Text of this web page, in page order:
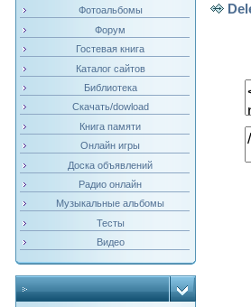
Фотоальбомы
Форум
Гостевая книга
Каталог сайтов
Библиотека
Скачать/dowload
Книга памяти
Онлайн игры
Доска объявлений
Радио онлайн
Музыкальные альбомы
Тесты
Видео